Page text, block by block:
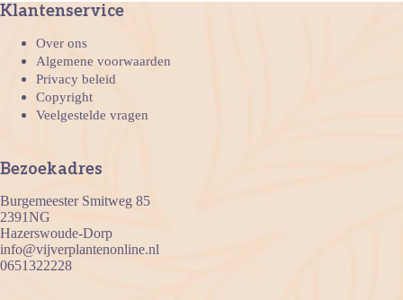
Klantenservice
Over ons
Algemene voorwaarden
Privacy beleid
Copyright
Veelgestelde vragen
Bezoekadres
Burgemeester Smitweg 85
2391NG
Hazerswoude-Dorp
info@vijverplantenonline.nl
0651322228